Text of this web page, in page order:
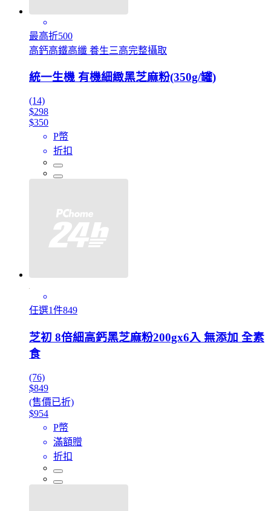
最高折500
高鈣高鐵高纖 養生三高完整攝取
統一生機 有機細緻黑芝麻粉(350g/罐)
(14)
$298
$350
P幣
折扣
任選1件849
芝初 8倍細高鈣黑芝麻粉200gx6入 無添加 全素
食
(76)
$849
(售價已折)
$954
P幣
滿額贈
折扣